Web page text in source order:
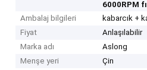
6000RPM
Ambalaj bilgileri
kabarcık +
Fiyat
Anlaşılabilir
Marka adı
Aslong
Menşe yeri
Çin